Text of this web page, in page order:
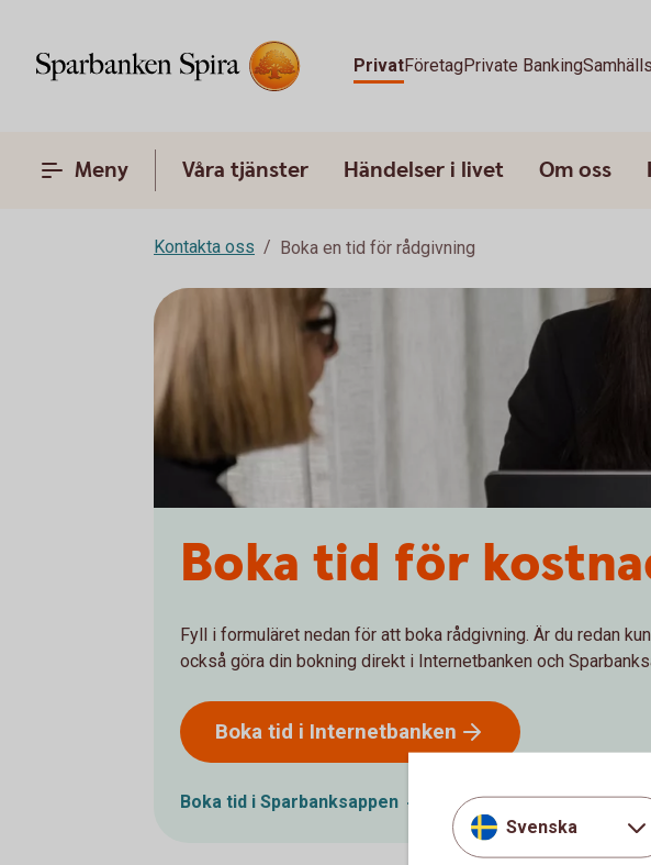
PrivatFöretagPrivate Banking
Meny Våra tjänster Händelser i livet Om oss
Kontakta oss Boka en tid för rådgivning
Boka tid för
Fyll i formuläret nedan för att boka rådgivning. Är du redan
också göra din bokning direkt i Internetbanken och
Boka tid i Internetbanken
Boka tid i Sparbanksappen
Svenska